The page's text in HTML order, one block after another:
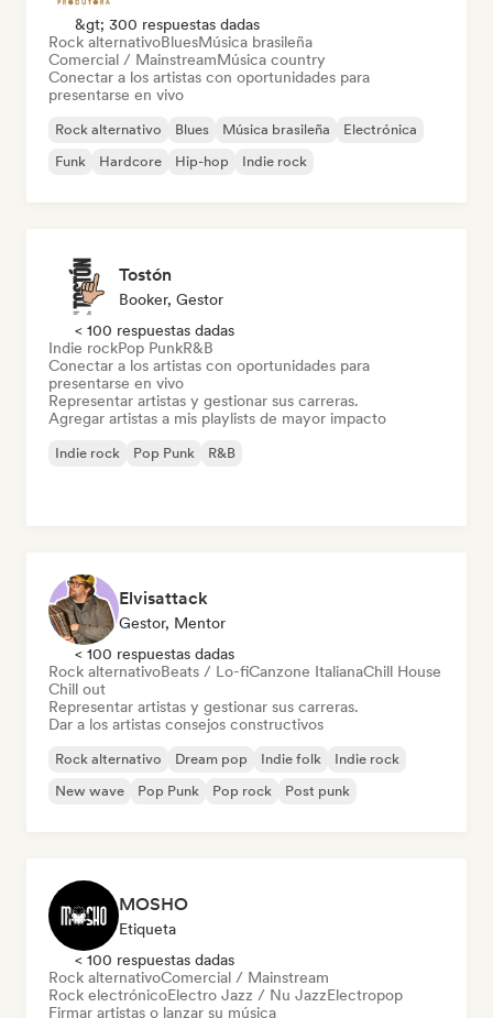
&gt; 300 respuestas dadas
Rock alternativoBluesMúsica brasileña
Comercial / MainstreamMúsica country
Conectar a los artistas con oportunidades para
presentarse en vivo
Rock alternativo Blues Música brasileña
Electrónica
Funk
Hardcore Hip-hop Indie rock
Tostón
Booker, Gestor
< 100 respuestas dadas
Indie rockPop PunkR&B
Conectar a los artistas con oportunidades para
presentarse en vivo
Representar artistas y gestionar sus carreras.
Agregar artistas a mis playlists de mayor impacto
Indie rock Pop Punk R&B
Elvisattack
Gestor, Mentor
< 100 respuestas dadas
Rock alternativoBeats / Lo-fiCanzone ItalianaChill House
Chill out
Representar artistas y gestionar sus carreras.
Dar a los artistas consejos constructivos
Rock alternativo Dream pop Indie folk
Indie rock
New wave
Pop Punk Pop rock Post punk
MOSHO
Etiqueta
< 100 respuestas dadas
Rock alternativoComercial / Mainstream
Rock electrónicoElectro Jazz / Nu JazzElectropop
Firmar artistas o lanzar su música